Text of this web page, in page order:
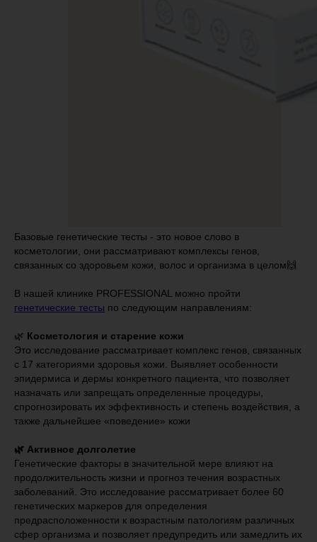
Базовые генетические тесты - это новое слово в
косметологии, они рассматривают комплексы генов,
связанных со здоровьем кожи, волос и организма в целом🙌
В нашей клинике PROFESSIONAL можно пройти
генетические тесты по следующим направлениям:
🌿 Косметология и старение кожи
Это исследование рассматривает комплекс генов, связанных
с 17 категориями здоровья кожи. Выявляет особенности
эпидермиса и дермы конкретного пациента, что позволяет
назначать или запрещать определенные процедуры,
спрогнозировать их эффективность и степень воздействия, а
также дальнейшее «поведение» кожи
🌿 Активное долголетие
Генетические факторы в значительной мере влияют на
продолжительность жизни и прогноз течения возрастных
заболеваний. Это исследование рассматривает более 60
генетических маркеров для определения
предрасположенности к возрастным патологиям различных
сфер организма и позволяет предупредить или замедлить их